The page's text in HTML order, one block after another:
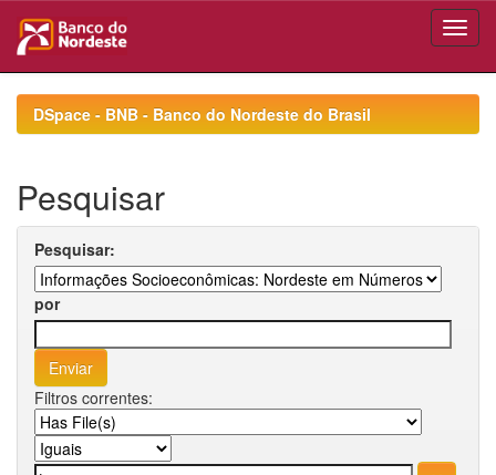
navigationDSpace - BNB - Banco do Nordeste do Brasil
Pesquisar
Pesquisar:
por
Filtros correntes: